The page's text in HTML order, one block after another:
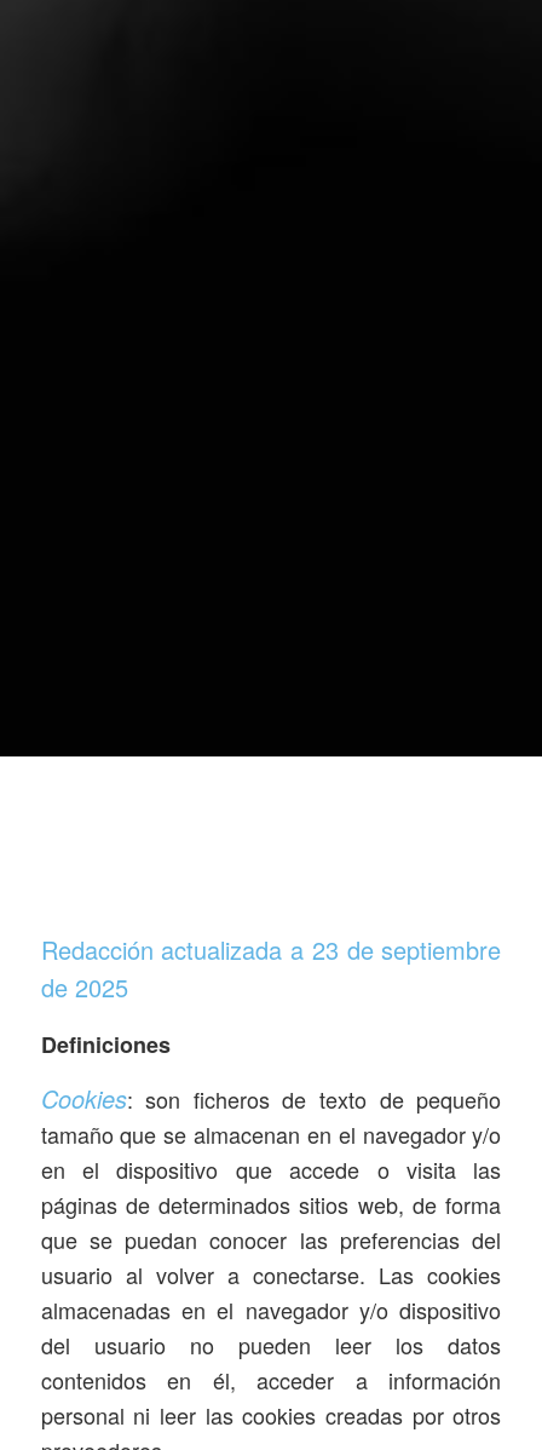
Redacción actualizada a 23 de septiembre
de 2025
Definiciones
Cookies: son ficheros de texto de pequeño
tamaño que se almacenan en el navegador y/o
en el dispositivo que accede o visita las
páginas de determinados sitios web, de forma
que se puedan conocer las preferencias del
usuario al volver a conectarse. Las cookies
almacenadas en el navegador y/o dispositivo
del usuario no pueden leer los datos
contenidos en él, acceder a información
personal ni leer las cookies creadas por otros